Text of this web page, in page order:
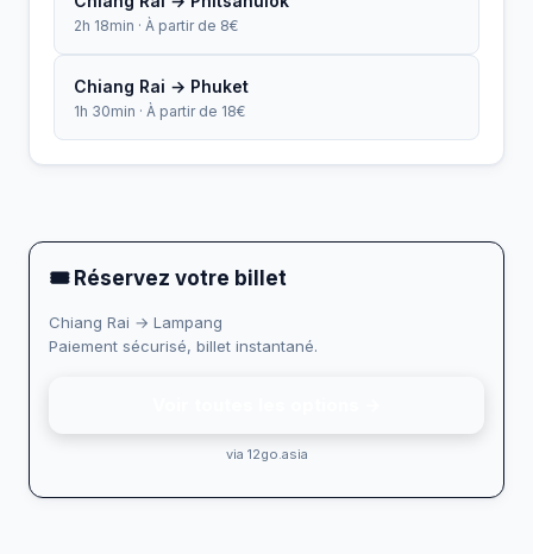
2h 18min · À partir de 8€
Chiang Rai → Phuket
1h 30min · À partir de 18€
🎟 Réservez votre billet
Chiang Rai → Lampang
Paiement sécurisé, billet instantané.
via 12go.asia